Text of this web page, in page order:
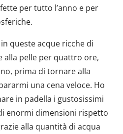
per tutto l’anno e per
queste acque ricche di
alla pelle per quattro ore,
prima di tornare alla
una cena veloce. Ho
in padella i gustosissimi
enormi dimensioni rispetto
alla quantità di acqua